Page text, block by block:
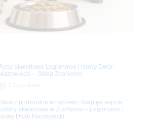
Ryby akwariowe Legionowo i Nowy Dwór
Mazowiecki – Sklep ZooNemo
podwodne arcydzieło: Najpiękniejsze
akwariowe w ZooNemo – Legionowo i
Nowy Dwór Mazowiecki